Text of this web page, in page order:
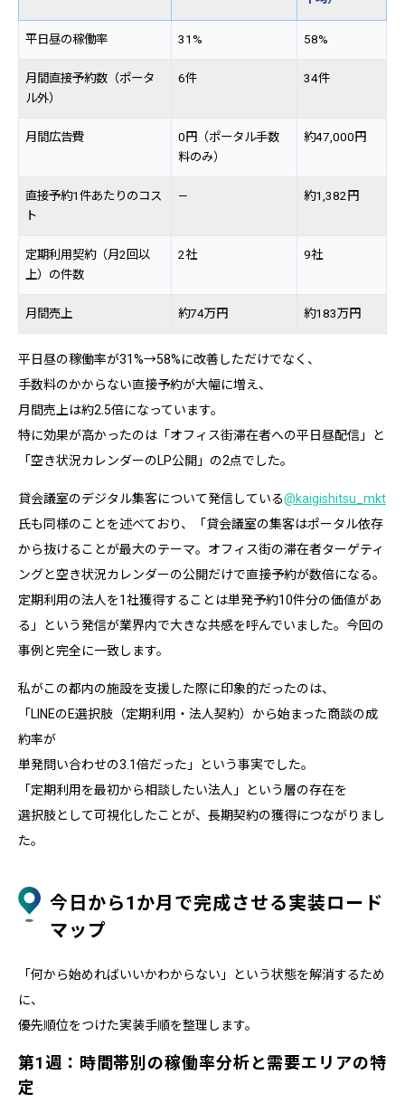
平日昼の稼働率 31% 58%
月間直接予約数（ポータ
ル外）
6件 34件
月間広告費
0円（ポータル手数
料のみ）
約47,000円
直接予約1件あたりのコス
ト
— 約1,382円
定期利用契約（月2回以
上）の件数
2社 9社
月間売上 約74万円 約183万円
平日昼の稼働率が31%→58%に改善しただけでなく、
手数料のかからない直接予約が大幅に増え、
月間売上は約2.5倍になっています。
特に効果が高かったのは「オフィス街滞在者への平日昼配信」と
「空き状況カレンダーのLP公開」の2点でした。
貸会議室のデジタル集客について発信している@kaigishitsu_mkt
氏も同様のことを述べており、「貸会議室の集客はポータル依存
から抜けることが最大のテーマ。オフィス街の滞在者ターゲティ
ングと空き状況カレンダーの公開だけで直接予約が数倍になる。
定期利用の法人を1社獲得することは単発予約10件分の価値があ
る」という発信が業界内で大きな共感を呼んでいました。今回の
事例と完全に一致します。
私がこの都内の施設を支援した際に印象的だったのは、
「LINEのE選択肢（定期利用・法人契約）から始まった商談の成
約率が
単発問い合わせの3.1倍だった」という事実でした。
「定期利用を最初から相談したい法人」という層の存在を
選択肢として可視化したことが、長期契約の獲得につながりまし
た。
今日から1か月で完成させる実装ロード
マップ
「何から始めればいいかわからない」という状態を解消するため
に、
優先順位をつけた実装手順を整理します。
第1週：時間帯別の稼働率分析と需要エリアの特
定